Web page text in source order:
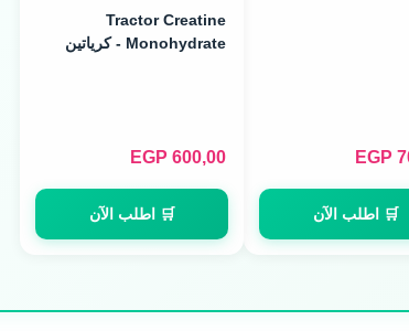
EGP
🛒 اطلب الآن
Tractor Creatine
Monohydrate - كرياتين
600,00
EGP
🛒 اطلب الآن